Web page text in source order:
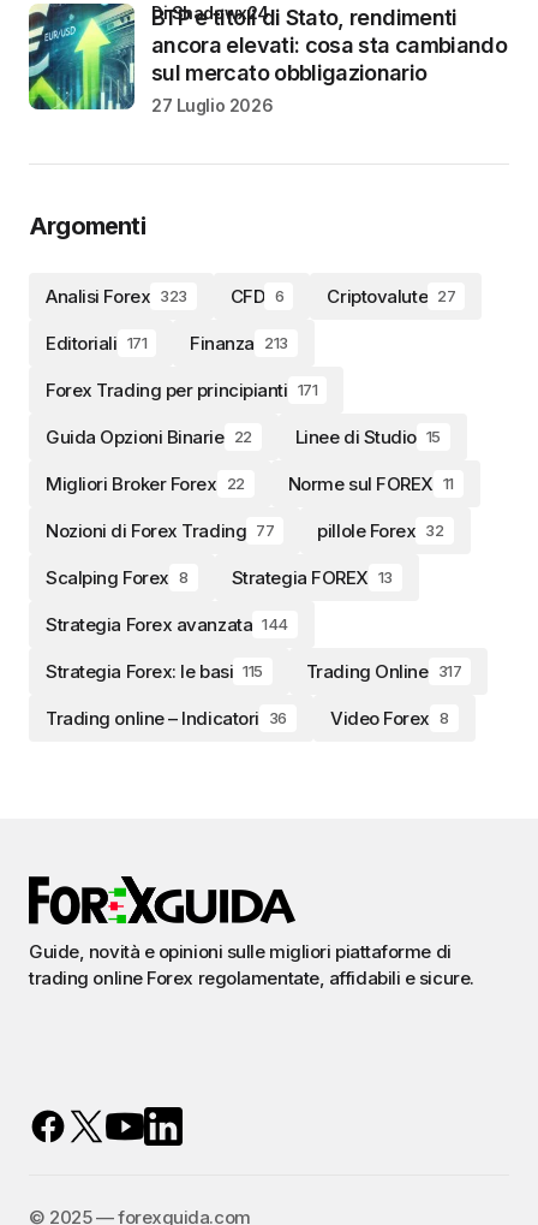
BTP e titoli di Stato, rendimenti
ancora elevati: cosa sta cambiando
sul mercato obbligazionario
di Shadowx24
27 Luglio 2026
Argomenti
Analisi Forex 323 CFD 6 Criptovalute 27
Editoriali 171 Finanza 213
Forex Trading per principianti 171
Guida Opzioni Binarie 22 Linee di Studio 15
Migliori Broker Forex 22 Norme sul FOREX 11
Nozioni di Forex Trading 77 pillole Forex 32
Scalping Forex 8 Strategia FOREX 13
Strategia Forex avanzata 144
Strategia Forex: le basi 115 Trading Online 317
Trading online – Indicatori 36 Video Forex 8
Guide, novità e opinioni sulle migliori piattaforme di
trading online Forex regolamentate, affidabili e sicure.
©️ 2025 — forexguida.com